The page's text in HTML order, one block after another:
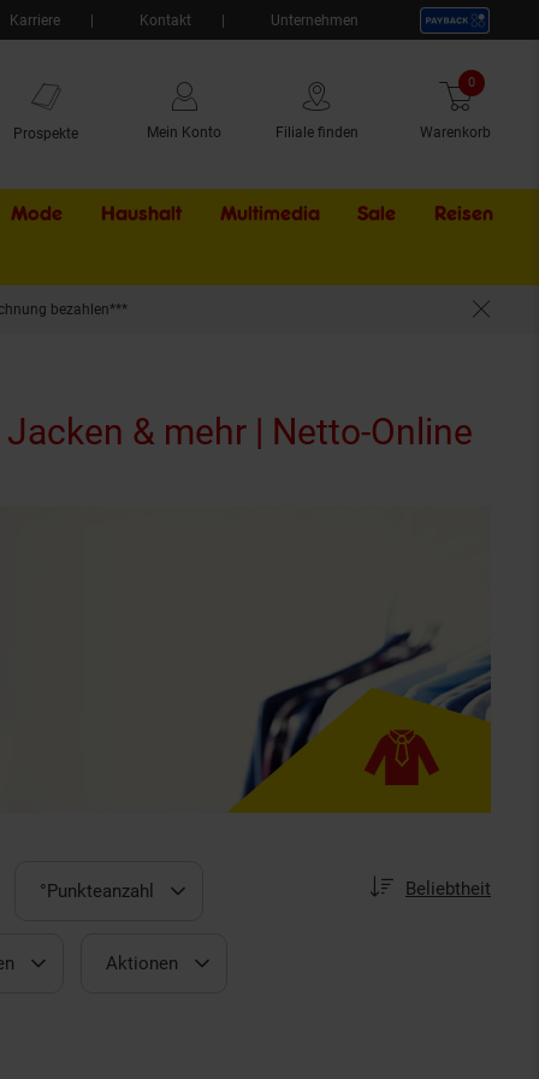
Karriere Kontakt Unternehmen
Prospekte Mein Konto Filiale finden Warenkorb
0 Artikel
Mode Haushalt Multimedia Sale Externer
Reisen
bezahlen***
& mehr | Netto-Online
°Punkteanzahl
Aktionen
SortierungSortierung:
Beliebtheit